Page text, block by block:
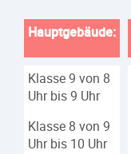
Hauptgebäude:
Klasse 9 von 8
Uhr bis 9 Uhr
Klasse 8 von 9
Uhr bis 10 Uhr